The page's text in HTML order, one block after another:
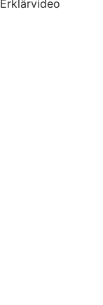
Erklärvideo